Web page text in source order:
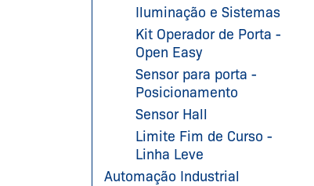
Iluminação e Sistemas
Kit Operador de Porta -
Open Easy
Sensor para porta -
Posicionamento
Sensor Hall
Limite Fim de Curso -
Linha Leve
Automação Industrial